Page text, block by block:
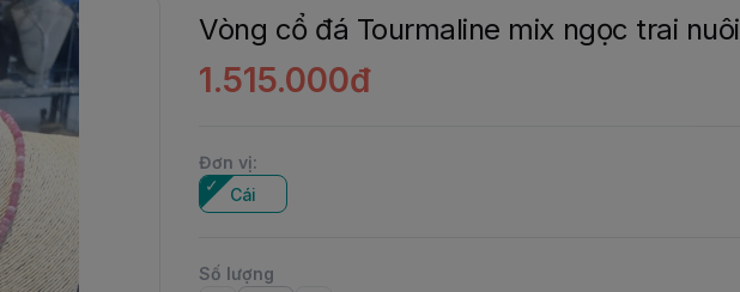
Vòng cổ đá Tourmaline mix ngọc trai nuôi
1.515.000đ
Đơn vị:
Cái
Số lượng